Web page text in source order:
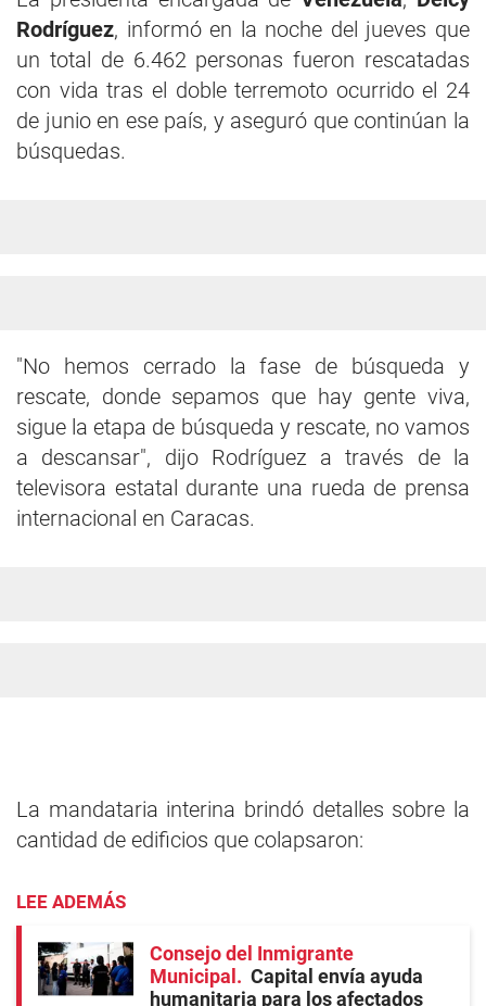
Rodríguez, informó en la noche del jueves que
un total de 6.462 personas fueron rescatadas
con vida tras el doble terremoto ocurrido el 24
de junio en ese país, y aseguró que continúan la
búsquedas.
"No hemos cerrado la fase de búsqueda y
rescate, donde sepamos que hay gente viva,
sigue la etapa de búsqueda y rescate, no vamos
a descansar", dijo Rodríguez a través de la
televisora estatal durante una rueda de prensa
internacional en Caracas.
La mandataria interina brindó detalles sobre la
cantidad de edificios que colapsaron:
LEE ADEMÁS
Consejo del Inmigrante
Municipal
Capital envía ayuda
humanitaria para los afectados